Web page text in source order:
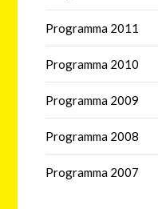
Programma 2011
Programma 2010
Programma 2009
Programma 2008
Programma 2007